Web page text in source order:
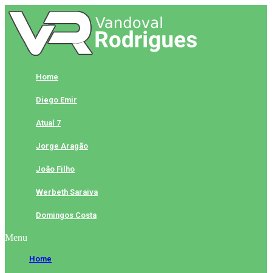
Skip
to
content
Home
Diego Emir
Atual 7
Jorge Aragão
João Filho
Werbeth Saraiva
Domingos Costa
Menu
Home